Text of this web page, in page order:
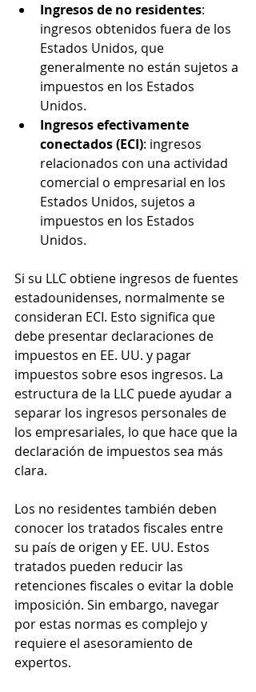
Ingresos de no residentes:
ingresos obtenidos fuera de los
Estados Unidos, que
generalmente no están sujetos a
impuestos en los Estados
Unidos.
Ingresos efectivamente
conectados (ECI): ingresos
relacionados con una actividad
comercial o empresarial en los
Estados Unidos, sujetos a
impuestos en los Estados
Unidos.
Si su LLC obtiene ingresos de fuentes
estadounidenses, normalmente se
consideran ECI. Esto significa que
debe presentar declaraciones de
impuestos en EE. UU. y pagar
impuestos sobre esos ingresos. La
estructura de la LLC puede ayudar a
separar los ingresos personales de
los empresariales, lo que hace que la
declaración de impuestos sea más
clara.
Los no residentes también deben
conocer los tratados fiscales entre
su país de origen y EE. UU. Estos
tratados pueden reducir las
retenciones fiscales o evitar la doble
imposición. Sin embargo, navegar
por estas normas es complejo y
requiere el asesoramiento de
expertos.